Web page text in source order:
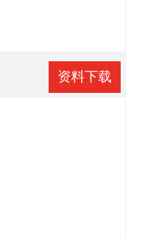
资料下载